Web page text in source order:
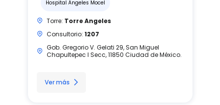
Hospital Angeles Mocel
Torre: Torre Angeles
Consultorio: 1207
Gob. Gregorio V. Gelati 29, San Miguel
Chapultepec I Secc, 11850 Ciudad de México.
Ver más